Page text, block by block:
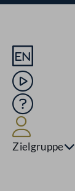
Sprache
Mediathek
Hilfe
Zielgruppe